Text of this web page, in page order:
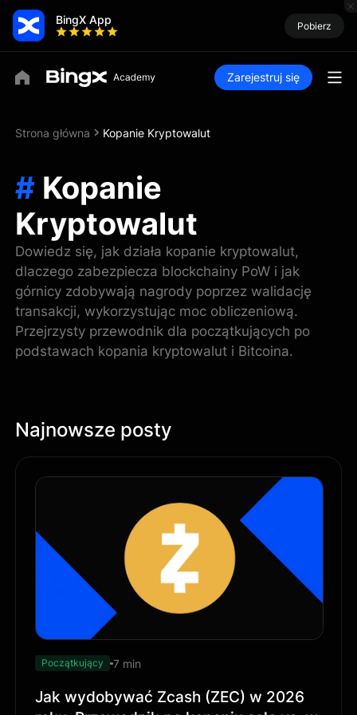
BingX App Pobierz
Zarejestruj się
Strona główna Kopanie Kryptowalut
# Kopanie
Kryptowalut
Dowiedz się, jak działa kopanie kryptowalut,
dlaczego zabezpiecza blockchainy PoW i jak
górnicy zdobywają nagrody poprzez walidację
transakcji, wykorzystując moc obliczeniową.
Przejrzysty przewodnik dla początkujących po
podstawach kopania kryptowalut i Bitcoina.
Najnowsze posty
Początkujący 7 min
Jak wydobywać Zcash (ZEC) w 2026